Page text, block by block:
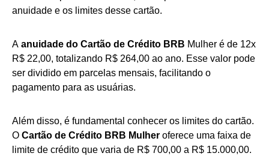
anuidade e os limites desse cartão.
A anuidade do Cartão de Crédito BRB Mulher é de 12x
R$ 22,00, totalizando R$ 264,00 ao ano. Esse valor pode
ser dividido em parcelas mensais, facilitando o
pagamento para as usuárias.
Além disso, é fundamental conhecer os limites do cartão.
O Cartão de Crédito BRB Mulher oferece uma faixa de
limite de crédito que varia de R$ 700,00 a R$ 15.000,00.